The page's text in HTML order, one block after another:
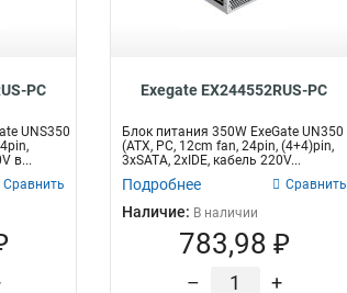
PC
UNS350
в...
Сравнить
Exegate EX244552RUS-PC
Блок питания 350W ExeGate UN350
(ATX, PC, 12cm fan, 24pin, (4+4)pin,
3xSATA, 2xIDE, кабель 220V...
Подробнее Сравнить
Наличие: В наличии
783,98 ₽
– +